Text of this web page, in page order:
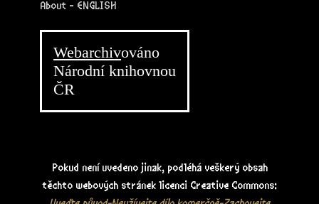
About - ENGLISH
Webarchivováno
Národní knihovnou
ČR
Pokud není uvedeno jinak, podléhá veškerý obsah
těchto webových stránek licenci Creative Commons: